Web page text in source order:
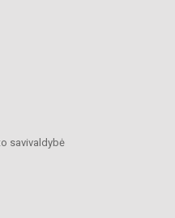
savivaldybė